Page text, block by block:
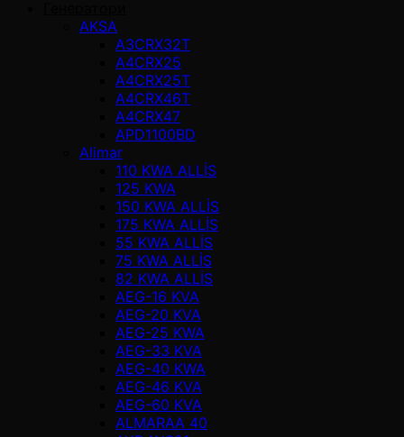
AKSA
A3CRX32T
A4CRX25
A4CRX25T
A4CRX46T
A4CRX47
APD1100BD
Alimar
110 KWA ALLİS
125 KWA
150 KWA ALLİS
175 KWA ALLİS
55 KWA ALLİS
75 KWA ALLİS
82 KWA ALLİS
AEG-16 KVA
AEG-20 KVA
AEG-25 KWA
AEG-33 KVA
AEG-40 KWA
AEG-46 KVA
AEG-60 KVA
ALMARAA 40